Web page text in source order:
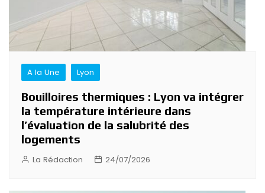
A la Une Lyon
Bouilloires thermiques : Lyon va intégrer
la température intérieure dans
l’évaluation de la salubrité des
logements
La Rédaction 24/07/2026